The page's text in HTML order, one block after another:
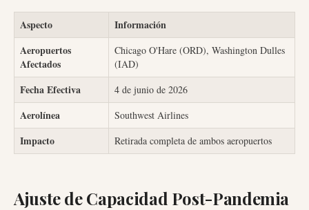
Aspecto
Información
Aeropuertos
Afectados
Chicago O'Hare (ORD), Washington Dulles
(IAD)
Fecha Efectiva 4 de junio de 2026
Aerolínea Southwest Airlines
Impacto Retirada completa de ambos aeropuertos
Ajuste de Capacidad Post-Pandemia